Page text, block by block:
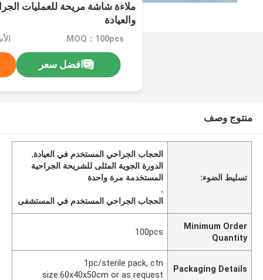
ملاءة شاشة مريحة للعمليات
والعيادة
MOQ：100pcs
افضل سعر
منتوج وصف
تسليط الضوء:
الحجاب الجراحي المستخدم في العيادة,
الدورة الجوية المثلى للشريحة الجراحية
المستخدمة مرة واحدة
,
الحجاب الجراحي المستخدم في المستشفى
Minimum Order
Quantity
100pcs
Packaging Details
1pc/sterile pack, ctn
size:60x40x50cm or as request